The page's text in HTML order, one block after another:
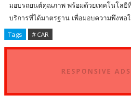
มอบรถยนต์คุณภาพ พร้อมด้วยเทคโนโลยี
บริการที่ได้มาตรฐาน เพื่อมอบความพึงพอ
Tags # CAR
RESPONSIVE